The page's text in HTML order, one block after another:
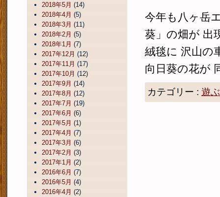
今年も八ヶ岳
葵」の畑が 出
絨毯に 沢山の
向日葵の花が
カテゴリー : 遊ぶ
2018年5月 (14)
2018年4月 (5)
2018年3月 (11)
2018年2月 (5)
2018年1月 (7)
2017年12月 (12)
2017年11月 (17)
2017年10月 (12)
2017年9月 (14)
2017年8月 (12)
2017年7月 (19)
2017年6月 (6)
2017年5月 (1)
2017年4月 (7)
2017年3月 (6)
2017年2月 (3)
2017年1月 (2)
2016年6月 (7)
2016年5月 (4)
2016年4月 (2)